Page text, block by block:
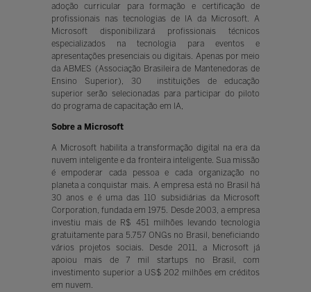
adoção curricular para formação e certificação de
profissionais nas tecnologias de IA da Microsoft. A
Microsoft disponibilizará profissionais técnicos
especializados na tecnologia para eventos e
apresentações presenciais ou digitais. Apenas por meio
da ABMES (Associação Brasileira de Mantenedoras de
Ensino Superior), 30 instituições de educação
superior serão selecionadas para participar do piloto
do programa de capacitação em IA,
Sobre a Microsoft
A Microsoft habilita a transformação digital na era da
nuvem inteligente e da fronteira inteligente. Sua missão
é empoderar cada pessoa e cada organização no
planeta a conquistar mais. A empresa está no Brasil há
30 anos e é uma das 110 subsidiárias da Microsoft
Corporation, fundada em 1975. Desde 2003, a empresa
investiu mais de R$ 451 milhões levando tecnologia
gratuitamente para 5.757 ONGs no Brasil, beneficiando
vários projetos sociais. Desde 2011, a Microsoft já
apoiou mais de 7 mil startups no Brasil, com
investimento superior a US$ 202 milhões em créditos
em nuvem.